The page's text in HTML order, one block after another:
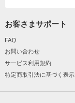
お客さまサポート
FAQ
お問い合わせ
サービス利用規約
特定商取引法に基づく表示